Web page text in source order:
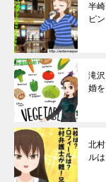
半
ピ
滝
婚
北
ル